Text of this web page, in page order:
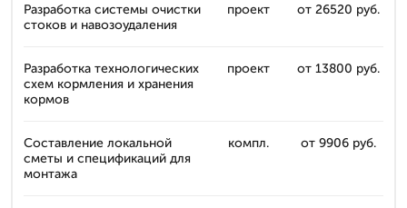
Разработка системы очистки
стоков и навозоудаления
проект от 26520 руб.
Разработка технологических
схем кормления и хранения
кормов
проект от 13800 руб.
Составление локальной
сметы и спецификаций для
монтажа
компл. от 9906 руб.